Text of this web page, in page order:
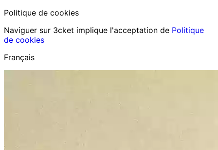
Politique de cookies
Naviguer sur 3cket implique l'acceptation de Politique
de cookies
Français